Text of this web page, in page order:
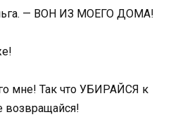
— ВОН ИЗ МОЕГО ДОМА!
мне! Так что УБИРАЙСЯ к
возвращайся!